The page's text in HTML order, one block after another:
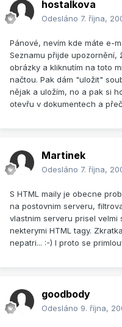
hostalkova
Odesláno 7. října,
Pánové, nevím kde máte e-
Seznamu přijde upozornění,
obrázky a kliknutím na toto
načtou. Pak dám "uložit"
nějak a uložím, no a pak si
otevřu v dokumentech a
Martinek
Odesláno 7. října,
S HTML maily je obecne
na postovnim serveru,
vlastnim serveru prisel
nekterymi HTML tagy.
nepatri... :-) I proto se
goodbody
Odesláno 9. října,